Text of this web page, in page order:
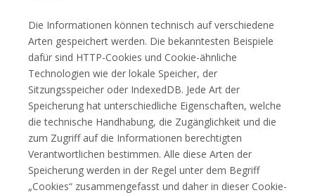
Die Informationen können technisch auf verschiedene
Arten gespeichert werden. Die bekanntesten Beispiele
dafür sind HTTP-Cookies und Cookie-ähnliche
Technologien wie der lokale Speicher, der
Sitzungsspeicher oder IndexedDB. Jede Art der
Speicherung hat unterschiedliche Eigenschaften, welche
die technische Handhabung, die Zugänglichkeit und die
zum Zugriff auf die Informationen berechtigten
Verantwortlichen bestimmen. Alle diese Arten der
Speicherung werden in der Regel unter dem Begriff
„Cookies“ zusammengefasst und daher in dieser Cookie-